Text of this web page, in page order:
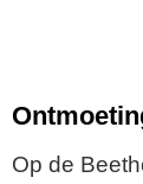
Op de